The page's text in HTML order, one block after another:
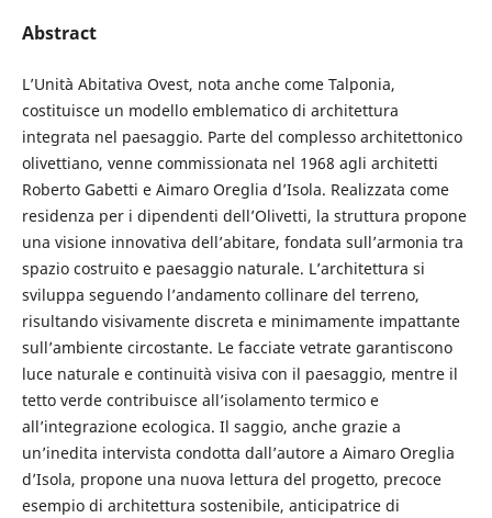
Abstract
L’Unità Abitativa Ovest, nota anche come Talponia,
costituisce un modello emblematico di architettura
integrata nel paesaggio. Parte del complesso architettonico
olivettiano, venne commissionata nel 1968 agli architetti
Roberto Gabetti e Aimaro Oreglia d’Isola. Realizzata come
residenza per i dipendenti dell’Olivetti, la struttura propone
una visione innovativa dell’abitare, fondata sull’armonia tra
spazio costruito e paesaggio naturale. L’architettura si
sviluppa seguendo l’andamento collinare del terreno,
risultando visivamente discreta e minimamente impattante
sull’ambiente circostante. Le facciate vetrate garantiscono
luce naturale e continuità visiva con il paesaggio, mentre il
tetto verde contribuisce all’isolamento termico e
all’integrazione ecologica. Il saggio, anche grazie a
un’inedita intervista condotta dall’autore a Aimaro Oreglia
d’Isola, propone una nuova lettura del progetto, precoce
esempio di architettura sostenibile, anticipatrice di